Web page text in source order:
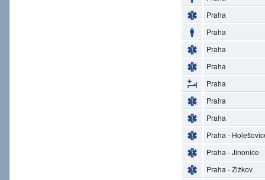
Praha
Praha
Praha
Praha
Praha
Praha
Praha
Praha -
Praha - Jinonice
Praha - Žižkov